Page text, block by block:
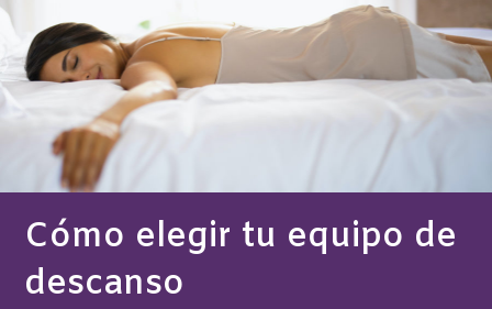
Cómo elegir tu equipo de
descanso